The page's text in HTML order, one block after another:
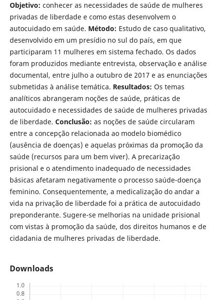
Objetivo: conhecer as necessidades de saúde de mulheres
privadas de liberdade e como estas desenvolvem o
autocuidado em saúde. Método: Estudo de caso qualitativo,
desenvolvido em um presídio no sul do país, em que
participaram 11 mulheres em sistema fechado. Os dados
foram produzidos mediante entrevista, observação e análise
documental, entre julho a outubro de 2017 e as enunciações
submetidas à análise temática. Resultados: Os temas
analíticos abrangeram noções de saúde, práticas de
autocuidado e necessidades de saúde de mulheres privadas
de liberdade. Conclusão: as noções de saúde circularam
entre a concepção relacionada ao modelo biomédico
(ausência de doenças) e aquelas próximas da promoção da
saúde (recursos para um bem viver). A precarização
prisional e o atendimento inadequado de necessidades
básicas afetaram negativamente o processo saúde-doença
feminino. Consequentemente, a medicalização do andar a
vida na privação de liberdade foi a prática de autocuidado
preponderante. Sugere-se melhorias na unidade prisional
com vistas à promoção da saúde, dos direitos humanos e de
cidadania de mulheres privadas de liberdade.
Downloads